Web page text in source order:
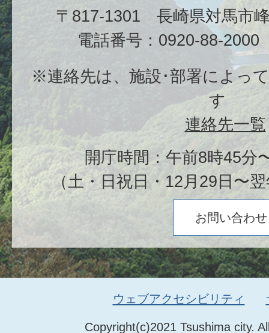
〒817-1301 長崎県対馬市
電話番号：0920-88-2000
※連絡先は、施設･部署によっ
す
連絡先一覧
開庁時間：午前8時45分
（土・日祝日・12月29日〜
お問い合わせ
Copyright(c)2021 Tsushima city.
ウェブアクセシビリティ